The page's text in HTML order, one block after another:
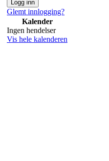
Glemt innlogging?
Kalender
Ingen hendelser
Vis hele kalenderen